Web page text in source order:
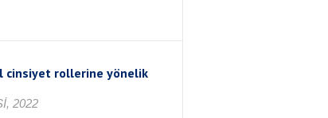
cinsiyet rollerine yönelik
2022